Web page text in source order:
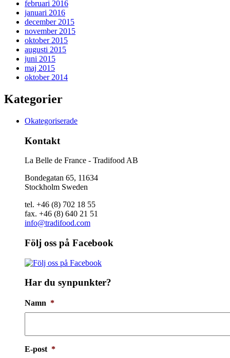
februari 2016
januari 2016
december 2015
november 2015
oktober 2015
augusti 2015
juni 2015
maj 2015
oktober 2014
Kategorier
Okategoriserade
Kontakt
La Belle de France - Tradifood AB
Bondegatan 65, 11634
Stockholm Sweden
tel. +46 (8) 702 18 55
fax. +46 (8) 640 21 51
info@tradifood.com
Följ oss på Facebook
Har du synpunkter?
Namn *
E-post *